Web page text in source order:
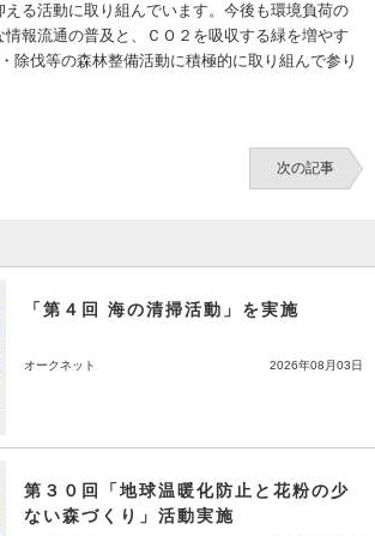
る活動に取り組んでいます。今後も環境負荷の
情報流通の普及と、ＣＯ２を吸収する緑を増やす
除伐等の森林整備活動に積極的に取り組んで参り
次の記事
「第４回 海の清掃活動」を実施
オークネット 2026年08月03日
第３０回「地球温暖化防止と花粉の少
ない森づくり」活動実施